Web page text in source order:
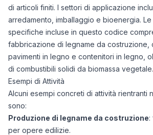
di articoli finiti. I settori di applicazione
arredamento, imballaggio e bioenergia.
specifiche incluse in questo codice
fabbricazione di legname da costruzione,
pavimenti in legno e contenitori in legno,
di combustibili solidi da biomassa vegetale.
Esempi di Attività
Alcuni esempi concreti di attività rientranti
sono:
Produzione di legname da costruzione:
per opere edilizie.